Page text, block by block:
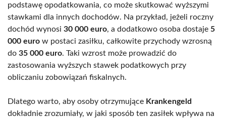
podstawę opodatkowania, co może skutkować wyższymi
stawkami dla innych dochodów. Na przykład, jeżeli roczny
dochód wynosi 30 000 euro, a dodatkowo osoba dostaje 5
000 euro w postaci zasiłku, całkowite przychody wzrosną
do 35 000 euro. Taki wzrost może prowadzić do
zastosowania wyższych stawek podatkowych przy
obliczaniu zobowiązań fiskalnych.
Dlatego warto, aby osoby otrzymujące Krankengeld
dokładnie zrozumiały, w jaki sposób ten zasiłek wpływa na